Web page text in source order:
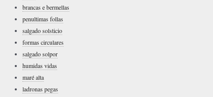
brancas e bermellas
penultimas follas
salgado solsticio
formas circulares
salgado solpor
humidas vidas
maré alta
ladronas pegas